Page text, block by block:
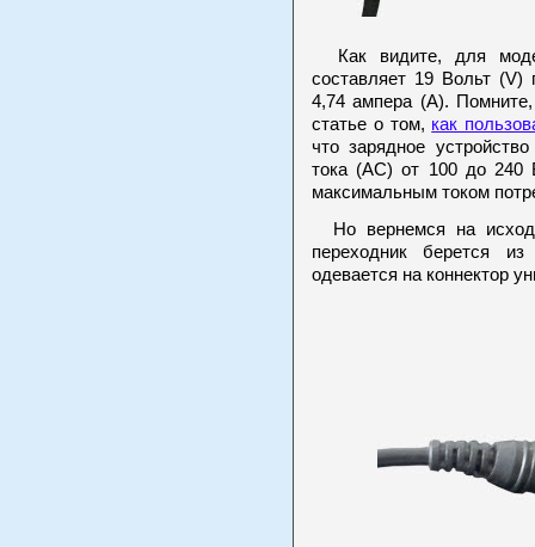
Как видите, для
составляет 19 Вольт (V)
4,74 ампера (А).
статье о том, как
что зарядное
тока (AC) от 100 до 240
максимальным током
Но вернемся на
переходник берется
одевается на коннектор